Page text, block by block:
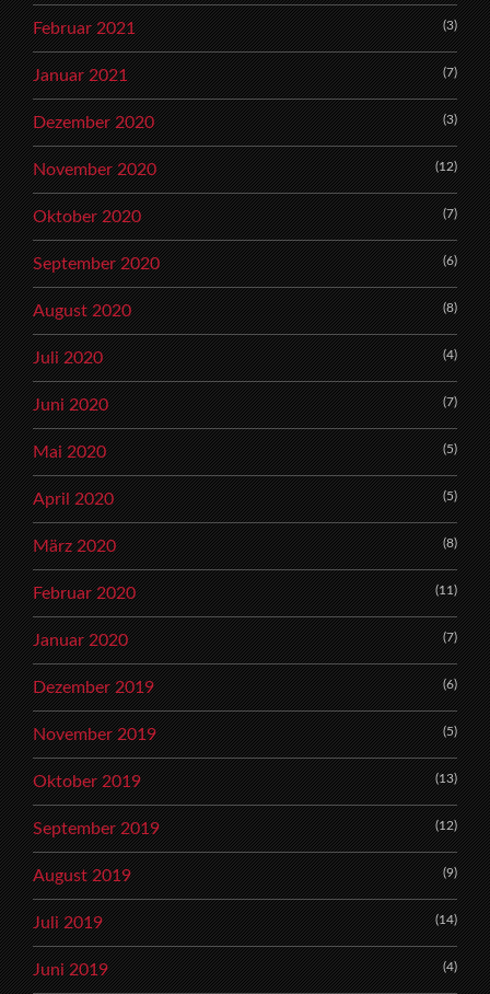
Februar 2021 (3)
Januar 2021 (7)
Dezember 2020 (3)
November 2020 (12)
Oktober 2020 (7)
September 2020 (6)
August 2020 (8)
Juli 2020 (4)
Juni 2020 (7)
Mai 2020 (5)
April 2020 (5)
März 2020 (8)
Februar 2020 (11)
Januar 2020 (7)
Dezember 2019 (6)
November 2019 (5)
Oktober 2019 (13)
September 2019 (12)
August 2019 (9)
Juli 2019 (14)
Juni 2019 (4)